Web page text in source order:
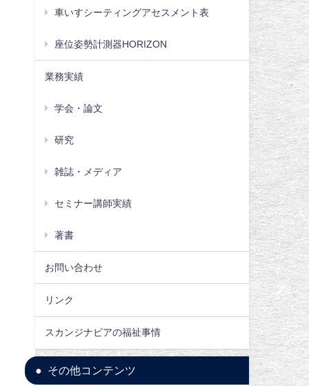
車いすシーティングアセスメント表
座位姿勢計測器HORIZON
業務実績
学会・論文
研究
雑誌・メディア
セミナー講師実績
著書
お問い合わせ
リンク
スカンジナビアの福祉事情
その他コンテンツ